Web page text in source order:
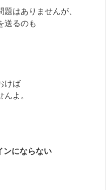
はありませんが、
送るのも
けば
よ。
ンにならない